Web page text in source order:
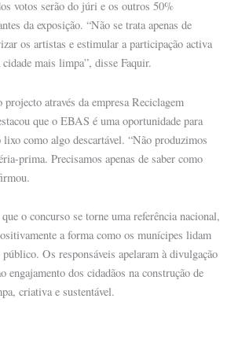
votos serão do júri e os outros 50%
da exposição. “Não se trata apenas de
os artistas e estimular a participação activa
mais limpa”, disse Faquir.
através da empresa Reciclagem
que o EBAS é uma oportunidade para
lixo como algo descartável. “Não produzimos
prima. Precisamos apenas de saber como
o concurso se torne uma referência nacional,
a forma como os munícipes lidam
Os responsáveis apelaram à divulgação
engajamento dos cidadãos na construção de
criativa e sustentável.